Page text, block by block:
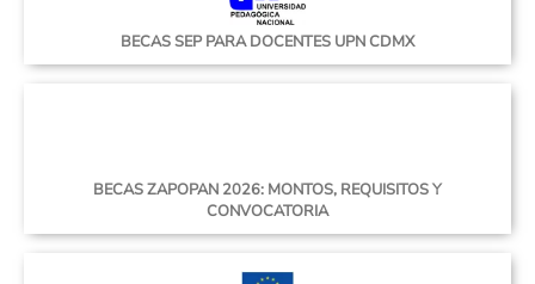
BECAS SEP PARA DOCENTES UPN CDMX
BECAS ZAPOPAN 2026: MONTOS, REQUISITOS Y
CONVOCATORIA